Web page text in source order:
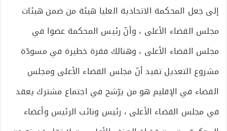
إلى جعل المحكمة الاتحادية العليا هيئة من ضمن هيئات
مجلس القضاء الأعلى ، وأنّ رئيس المحكمة عضوا في
مجلس القضاء الأعلى ، وهنالك فقرة خطيرة في مسودّة
مشروع التعديل تفيد أنّ مجلس القضاء الأعلى ومجلس
القضاء في الإقليم هو من يرّشح في اجتماع مشترك يعقد
في مجلس القضاء الأعلى ، رئيس ونائب الرئيس وأعضاء